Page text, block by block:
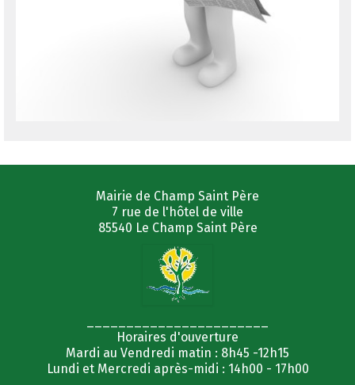
Mairie de Champ Saint Père
7 rue de l'hôtel de ville
85540 Le Champ Saint Père
Horaires d'ouverture
Mardi au Vendredi matin : 8h45 -12h15
Lundi et Mercredi après-midi : 14h00 - 17h00